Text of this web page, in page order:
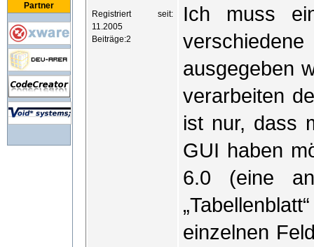
Partner
Registriert seit:
11.2005
Beiträge:2
Ich muss
ausgegeben
verarbeiten
ist nur, dass
GUI haben
6.0 (eine
einzelnen